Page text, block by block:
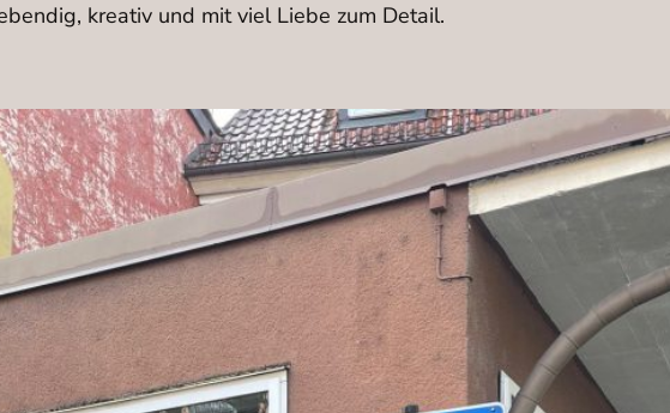
kreativ und mit viel Liebe zum Detail.